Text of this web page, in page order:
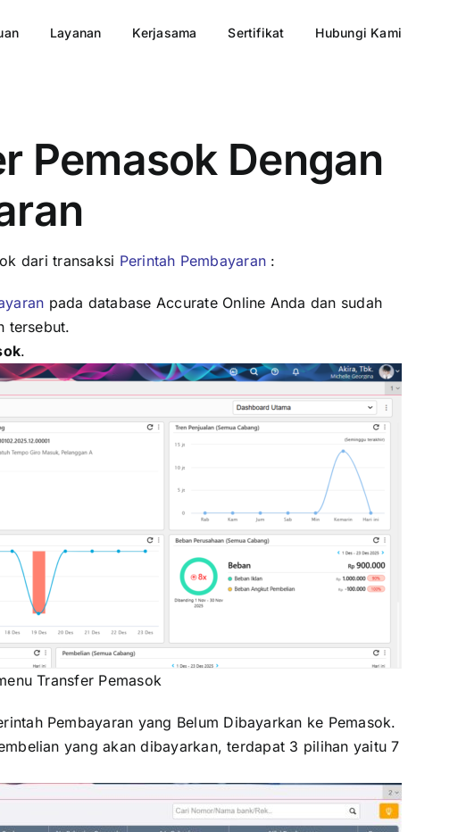
Layanan Kerjasama Sertifikat Hubungi Kami
Pemasok Dengan
dari transaksi Perintah Pembayaran :
pada database Accurate Online Anda dan sudah
tersebut.
.
Transfer Pemasok
Pembayaran yang Belum Dibayarkan ke Pemasok.
yang akan dibayarkan, terdapat 3 pilihan yaitu 7